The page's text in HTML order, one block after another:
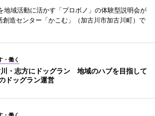
地域活動に活かす「プロボノ」の体験型説明会が
造センター「かこむ」（加古川市加古川町）で
・働く
・志方にドッグラン 地域のハブを目指して
ドッグラン運営